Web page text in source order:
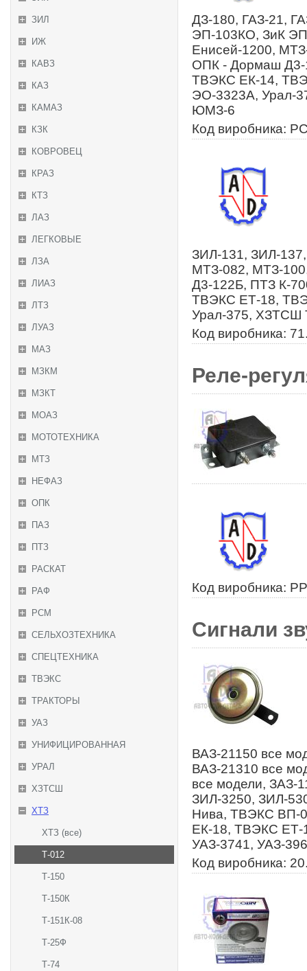
ЗИЛ
ИЖ
КАВЗ
КАЗ
КАМАЗ
КЗК
КОВРОВЕЦ
КРАЗ
КТЗ
ЛАЗ
ЛЕГКОВЫЕ
ЛЗА
ЛИАЗ
ЛТЗ
ЛУАЗ
МАЗ
МЗКМ
МЗКТ
МОАЗ
МОТОТЕХНИКА
МТЗ
НЕФАЗ
ОПК
ПАЗ
ПТЗ
РАСКАТ
РАФ
РСМ
СЕЛЬХОЗТЕХНИКА
СПЕЦТЕХНИКА
ТВЭКС
ТРАКТОРЫ
УАЗ
УНИФИЦИРОВАННАЯ
УРАЛ
ХЗТСШ
ХТЗ
ХТЗ (все)
Т-012
Т-150
Т-150К
Т-151К-08
Т-25Ф
Т-74
ДЗ-180, ГАЗ-21,
ЭП-103КО, ЗиК
Енисей-1200,
ОПК - Дормаш Д3-
ТВЭКС ЕК-14,
ЭО-3323А, Урал-
ЮМЗ-6
Код виробника:
ЗИЛ-131, ЗИЛ-
МТЗ-082, МТЗ-
Д3-122Б, ПТЗ К-
ТВЭКС ЕТ-18,
Урал-375, ХЗТСШ
Код виробника:
Реле-
Код виробника:
Сигнали
ВАЗ-21150 все
ВАЗ-21310 все
все модели, ЗАЗ-
ЗИЛ-3250, ЗИЛ-
Нива, ТВЭКС ВП-
ЕК-18, ТВЭКС ЕТ-
УАЗ-3741, УАЗ-
Код виробника: